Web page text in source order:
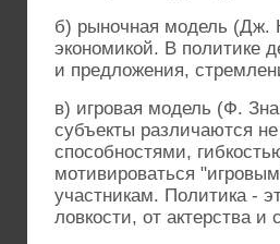
б) рыночная модель (Дж.
экономикой. В политике
и предложения,
в) игровая модель (Ф.
субъекты различаются
способностями,
мотивироваться
участникам. Политика -
ловкости, от актерства